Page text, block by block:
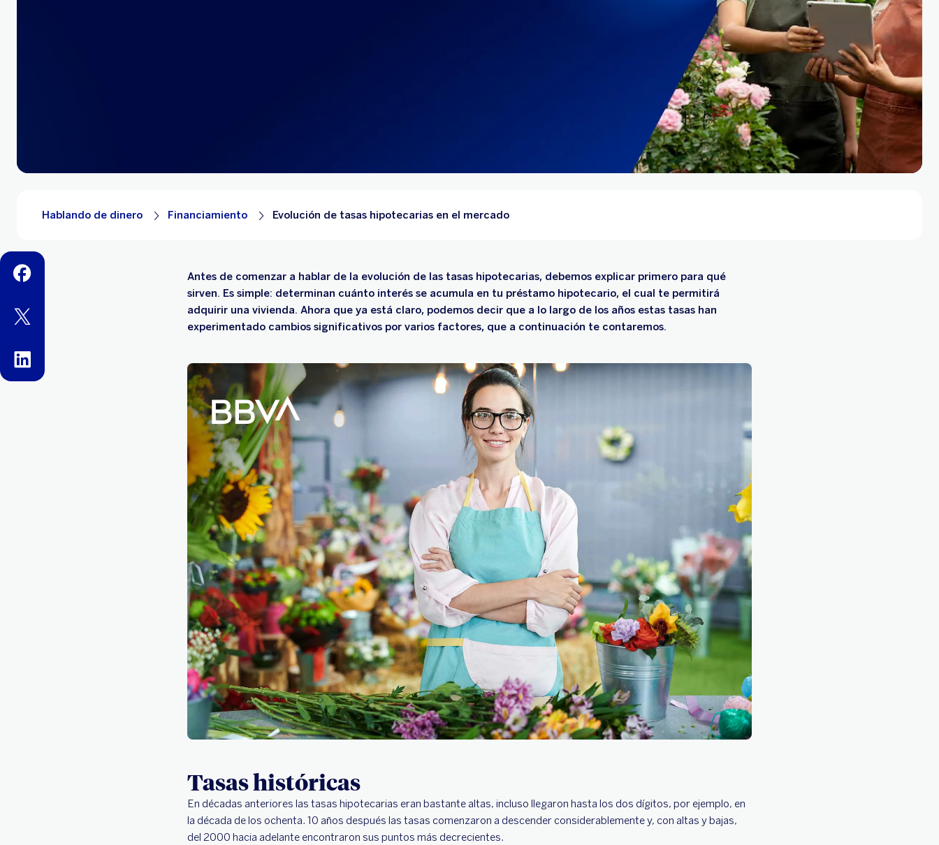
facebook
twitter
linkedin
Hablando de dinero Financiamiento Evolución de tasas hipotecarias en el mercado
Antes de comenzar a hablar de la evolución de las tasas hipotecarias, debemos explicar primero para qué
sirven. Es simple: determinan cuánto interés se acumula en tu préstamo hipotecario, el cual te permitirá
adquirir una vivienda. Ahora que ya está claro, podemos decir que a lo largo de los años estas tasas han
experimentado cambios significativos por varios factores, que a continuación te contaremos.
Tasas históricas
En décadas anteriores las tasas hipotecarias eran bastante altas, incluso llegaron hasta los dos dígitos, por ejemplo, en
la década de los ochenta. 10 años después las tasas comenzaron a descender considerablemente y, con altas y bajas,
del 2000 hacia adelante encontraron sus puntos más decrecientes.